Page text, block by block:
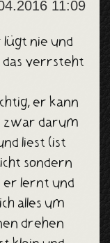
11:09
nie und
das verrsteht
er kann
zwar darum
liest (ist
sondern
er lernt und
alles um
drehen